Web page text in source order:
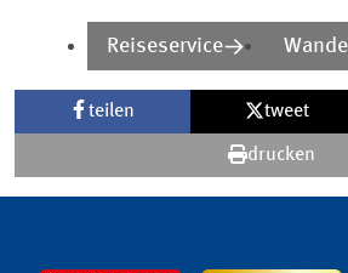
Reiseservice
teilen tweet
drucken